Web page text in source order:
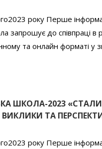
року Перше
запрошує до співпраці в
та онлайн форматі у
ШКОЛА-2023
ВИКЛИКИ ТА
року Перше